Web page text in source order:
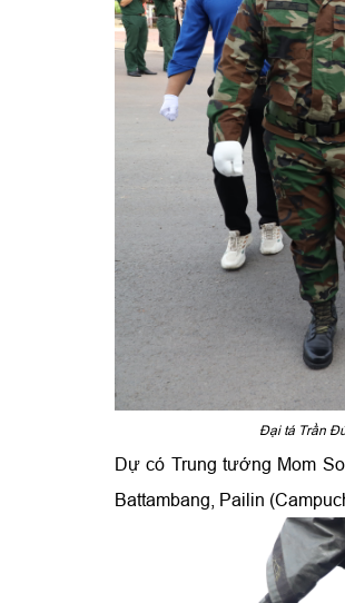
Đại tá Trần
Dự có Trung tướng Mom
Battambang, Pailin